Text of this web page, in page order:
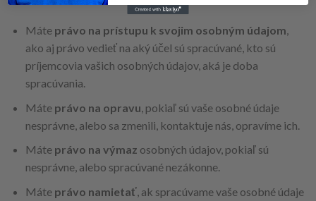
Máte právo na prístupu k svojim osobným údajom,
ako aj právo vedieť na aký účel sú spracúvané, kto sú
príjemcovia vašich osobných údajov, aká je doba
spracúvania.
Máte právo na opravu , pokiaľ sú vaše osobné údaje
nesprávne, alebo sa zmenili, kontaktuje nás, opravíme ich.
Máte právo na výmaz osobných údajov, pokiaľ sú
nesprávne, alebo spracúvané nezákonne.
Máte právo namietať, ak spracúvame vaše osobné údaje